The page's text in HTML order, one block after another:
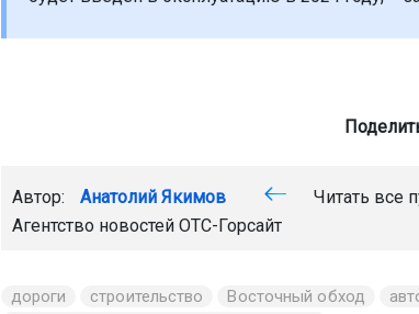
Автор: Анатолий Якимов
Читать все
Агентство новостей ОТС-Горсайт
дороги строительство Восточный обход